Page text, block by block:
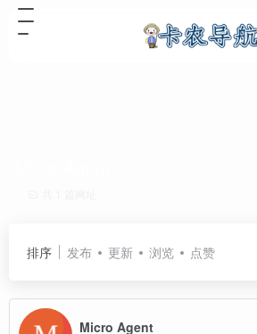
排序 发布 更新 浏览 点赞
Micro Agent